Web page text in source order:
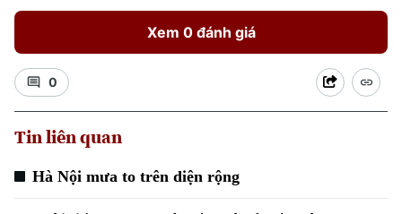
Xem 0 đánh giá
0
Tin liên quan
Hà Nội mưa to trên diện rộng